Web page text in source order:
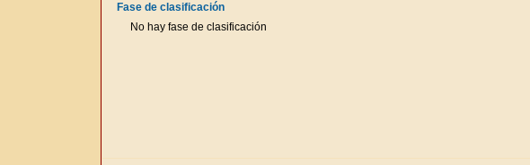
Fase de clasificación
No hay fase de clasificación